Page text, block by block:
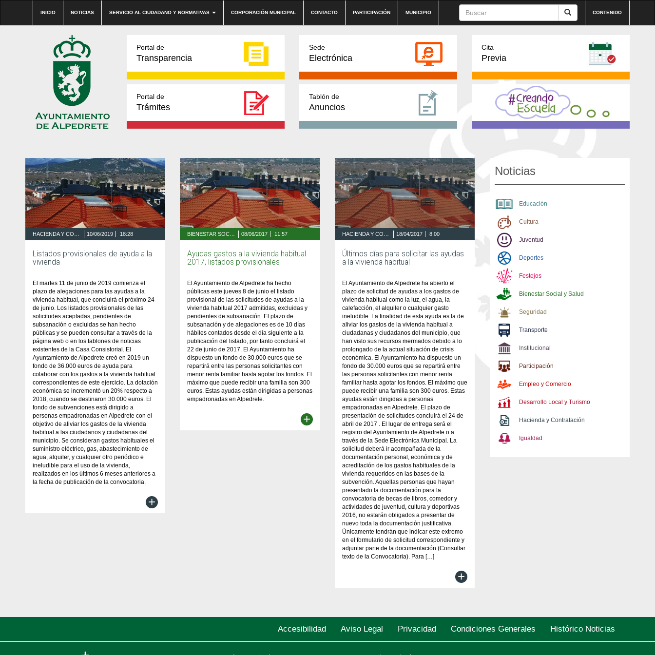
INICIO NOTICIAS SERVICIO AL CIUDADANO Y NORMATIVAS CORPORACIÓN MUNICIPAL CONTACTO PARTICIPACIÓN MUNICIPIO CONTENIDO
Portal de
Transparencia
Sede
Electrónica
Cita
Previa
Portal de
Trámites
Tablón de
Anuncios
10/06/2019 18:28
Listados provisionales de ayuda a la
vivienda
El martes 11 de junio de 2019 comienza el
plazo de alegaciones para las ayudas a la
vivienda habitual, que concluirá el próximo 24
de junio. Los listados provisionales de las
solicitudes aceptadas, pendientes de
subsanación o excluidas se han hecho
públicas y se pueden consultar a través de la
página web o en los tablones de noticias
existentes de la Casa Consistorial. El
Ayuntamiento de Alpedrete creó en 2019 un
fondo de 36.000 euros de ayuda para
colaborar con los gastos a la vivienda habitual
correspondientes de este ejercicio. La dotación
económica se incrementó un 20% respecto a
2018, cuando se destinaron 30.000 euros. El
fondo de subvenciones está dirigido a
personas empadronadas en Alpedrete con el
objetivo de aliviar los gastos de la vivienda
habitual a las ciudadanos y ciudadanas del
municipio. Se consideran gastos habituales el
suministro eléctrico, gas, abastecimiento de
agua, alquiler, y cualquier otro periódico e
ineludible para el uso de la vivienda,
realizados en los últimos 6 meses anteriores a
la fecha de publicación de la convocatoria.
+
08/06/2017 11:57
Ayudas gastos a la vivienda habitual
2017, listados provisionales
El Ayuntamiento de Alpedrete ha hecho
públicas este jueves 8 de junio el listado
provisional de las solicitudes de ayudas a la
vivienda habitual 2017 admitidas, excluidas y
pendientes de subsanación. El plazo de
subsanación y de alegaciones es de 10 días
hábiles contados desde el día siguiente a la
publicación del listado, por tanto concluirá el
22 de junio de 2017. El Ayuntamiento ha
dispuesto un fondo de 30.000 euros que se
repartirá entre las personas solicitantes con
menor renta familiar hasta agotar los fondos. El
máximo que puede recibir una familia son 300
euros. Estas ayudas están dirigidas a personas
empadronadas en Alpedrete.
+
18/04/2017 8:00
Últimos días para solicitar las ayudas
a la vivienda habitual
El Ayuntamiento de Alpedrete ha abierto el
plazo de solicitud de ayudas a los gastos de
vivienda habitual como la luz, el agua, la
calefacción, el alquiler o cualquier gasto
ineludible. La finalidad de esta ayuda es la de
aliviar los gastos de la vivienda habitual a
ciudadanas y ciudadanos del municipio, que
han visto sus recursos mermados debido a lo
prolongado de la actual situación de crisis
económica. El Ayuntamiento ha dispuesto un
fondo de 30.000 euros que se repartirá entre
las personas solicitantes con menor renta
familiar hasta agotar los fondos. El máximo que
puede recibir una familia son 300 euros. Estas
ayudas están dirigidas a personas
empadronadas en Alpedrete. El plazo de
presentación de solicitudes concluirá el 24 de
abril de 2017 . El lugar de entrega será el
registro del Ayuntamiento de Alpedrete o a
través de la Sede Electrónica Municipal. La
solicitud deberá ir acompañada de la
documentación personal, económica y de
acreditación de los gastos habituales de la
vivienda requeridos en las bases de la
subvención. Aquellas personas que hayan
presentado la documentación para la
convocatoria de becas de libros, comedor y
actividades de juventud, cultura y deportivas
2016, no estarán obligados a presentar de
nuevo toda la documentación justificativa.
Únicamente tendrán que indicar este extremo
en el formulario de solicitud correspondiente y
adjuntar parte de la documentación (Consultar
texto de la Convocatoria). Para […]
+
Noticias
Educación
Cultura
Juventud
Deportes
Festejos
Bienestar Social y Salud
Seguridad
Transporte
Institucional
Participación
Empleo y Comercio
Desarrollo Local y Turismo
Hacienda y Contratación
Igualdad
Accesibilidad Aviso Legal Privacidad Condiciones Generales Histórico Noticias